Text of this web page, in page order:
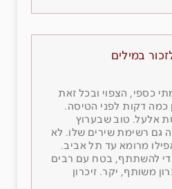
במילים
כספי, הצפוי ובכל זאת
כמה דקות לפני הטיסה.
אלעל. טוב שבערוץ
גם רשימת שירים שלו. לא
מרומא עד תל אביב.
להשתתף, בטח עם רבים
משותף, יקר. זיכרון